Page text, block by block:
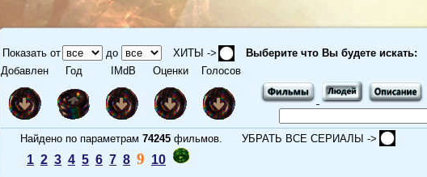
Показать от до ХИТЫ ->
Выберите что Вы будете искать:
Добавлен Год IMdB Оценки Голосов
Найдено по параметрам 74245 фильмов. УБРАТЬ ВСЕ СЕРИАЛЫ ->
1 2 3 4 5 6 7 8 9 10